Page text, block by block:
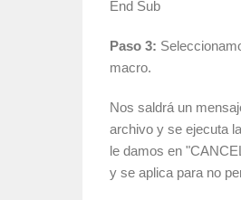
End Sub
Paso 3:
macro.
Nos saldrá un
archivo y se ejecuta
le damos en
y se aplica para no